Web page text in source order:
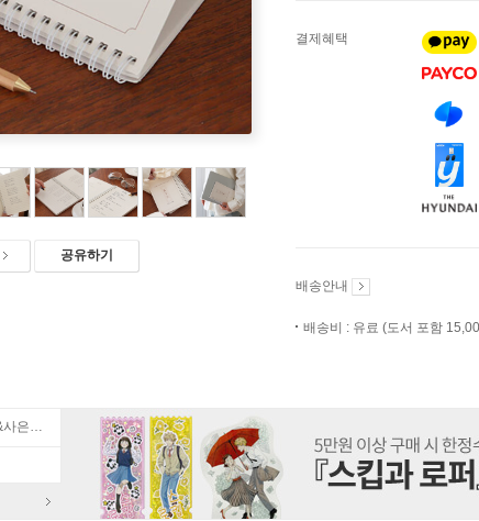
공유하기
결제혜택
배송안내
배송비 : 유료 (도서 포함
노르잇 신제품 출시 기념 할인&사은품 증정!